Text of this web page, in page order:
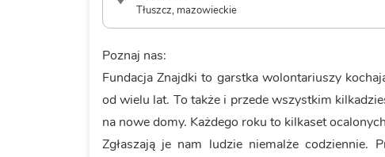
Tłuszcz, mazowieckie
Poznaj nas:
Fundacja Znajdki to garstka wolontariuszy
od wielu lat. To także i przede wszystkim
na nowe domy. Każdego roku to kilkaset
Zgłaszają je nam ludzie niemalże codziennie.